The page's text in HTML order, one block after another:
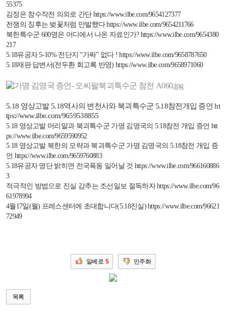
55375
김정은 참수작전 의외로 간단 https://www.ilbe.com/9654127377
전쟁의 징후는 벚꽃처럼 만발했다 https://www.ilbe.com/9654211766
북한특수군 600명은 어디에서 나온 자료인가? https://www.ilbe.com/9654380
217
5.18유공자5-10% 전단지 “가짜” 없다! https://www.ilbe.com/9658787650
5.18재판 답변서(전두환 회고록 반영) https://www.ilbe.com/9658971060
5.18 영상고발 5.18역사의 변천사와 북괴특수군 5.18참전개입 증언ht
tps://www.ilbe.com/9659538855
5.18 영상고발 머리말과 북괴특수군 가명 김명국의 5.18참전 개입 증언 htt
ps://www.ilbe.com/9659590952
5.18 영상고발 북한의 모략과 북괴특수군 가명 김명국의 5.18참전 개입 증
언 https://www.ilbe.com/9659760883
5.18유공자 명단 밝히면 전국폭동 일어날 것 https://www.ilbe.com/966160886
3
적극적인 방법으로 진실 감추는 조선일보 절독하자 https://www.ilbe.com/96
61978994
4월 17일(월) 프레스센터에 초대합니다(5.18진실) https://www.ilbe.com/96621
72949
일베로 5 민주화
목록